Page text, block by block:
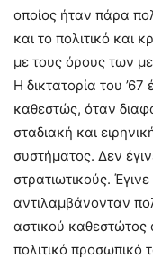
οποίος ήταν πάρα
και το πολιτικό και
με τους όρους των
Η δικτατορία του ’67
καθεστώς, όταν
σταδιακή και
συστήματος. Δεν
στρατιωτικούς.
αντιλαμβάνονταν
αστικού καθεστώτος
πολιτικό προσωπικό